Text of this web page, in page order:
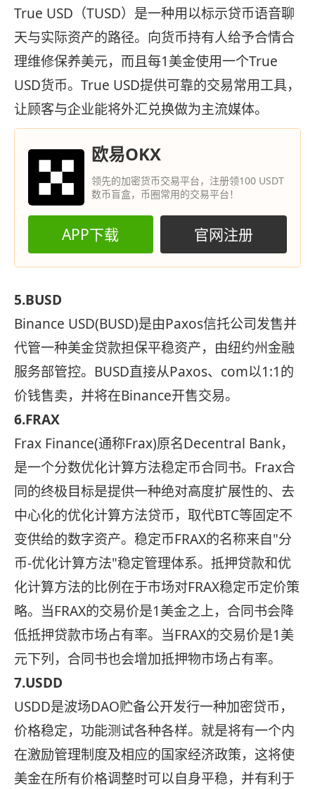
True USD（TUSD）是一种用以标示贷币语音聊
天与实际资产的路径。向货币持有人给予合情合
理维修保养美元，而且每1美金使用一个True
USD货币。True USD提供可靠的交易常用工具，
让顾客与企业能将外汇兑换做为主流媒体。
欧易OKX
领先的加密货币交易平台，注册领100 USDT
数币盲盒，币圈常用的交易平台！
APP下载 官网注册
5.BUSD
Binance USD(BUSD)是由Paxos信托公司发售并
代管一种美金贷款担保平稳资产，由纽约州金融
服务部管控。BUSD直接从Paxos、com以1:1的
价钱售卖，并将在Binance开售交易。
6.FRAX
Frax Finance(通称Frax)原名Decentral Bank，
是一个分数优化计算方法稳定币合同书。Frax合
同的终极目标是提供一种绝对高度扩展性的、去
中心化的优化计算方法贷币，取代BTC等固定不
变供给的数字资产。稳定币FRAX的名称来自"分
币-优化计算方法"稳定管理体系。抵押贷款和优
化计算方法的比例在于市场对FRAX稳定币定价策
略。当FRAX的交易价是1美金之上，合同书会降
低抵押贷款市场占有率。当FRAX的交易价是1美
元下列，合同书也会增加抵押物市场占有率。
7.USDD
USDD是波场DAO贮备公开发行一种加密贷币，
价格稳定，功能测试各种各样。就是将有一个内
在激励管理制度及相应的国家经济政策，这将使
美金在所有价格调整时可以自身平稳，并有利于